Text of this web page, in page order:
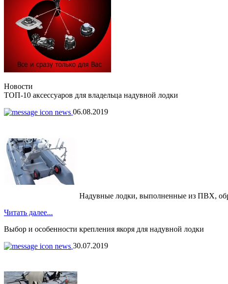
Новости
ТОП-10 аксессуаров для владельца надувной лодки
06.08.2019
Надувные лодки, выполненные из ПВХ,
Читать далее...
Выбор и особенности крепления якоря для надувной лодки
30.07.2019